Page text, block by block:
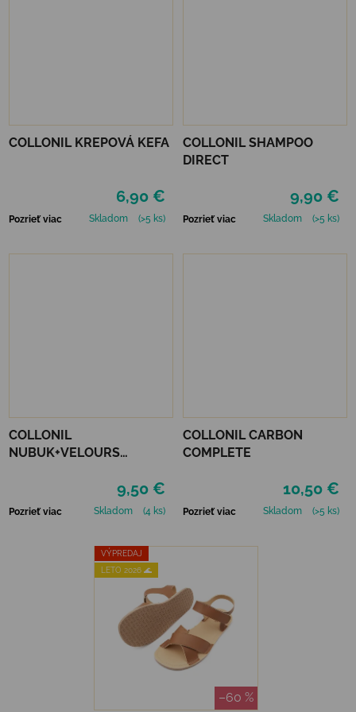
COLLONIL KREPOVÁ KEFA
6,90 €
Pozrieť viac Skladom (>5 ks)
COLLONIL SHAMPOO
DIRECT
9,90 €
Pozrieť viac Skladom (>5 ks)
COLLONIL
NUBUK+VELOURS
9,50 €
Pozrieť viac Skladom (4 ks)
COLLONIL CARBON
COMPLETE
10,50 €
Pozrieť viac Skladom (>5 ks)
VÝPREDAJ
LETO 2026 🌊
–60 %